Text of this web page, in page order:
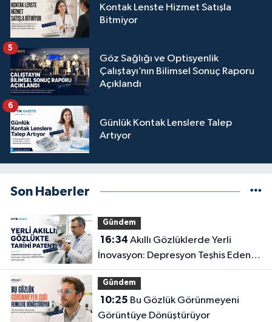
Kontak Lenste Hizmet Satışla
Bitmiyor
Göz Sağlığı ve Optisyenlik
Çalıştayı’nın Bilimsel Sonuç Raporu
Açıklandı
5
Günlük Kontak Lenslere Talep
Artıyor
6
Son Haberler
Gündem
16:34
İnovasyon: Depresyon Teşhis Eden
Gözlüğe Türkpatent Onayı
Gündem
10:25
Görüntüye Dönüştürüyor